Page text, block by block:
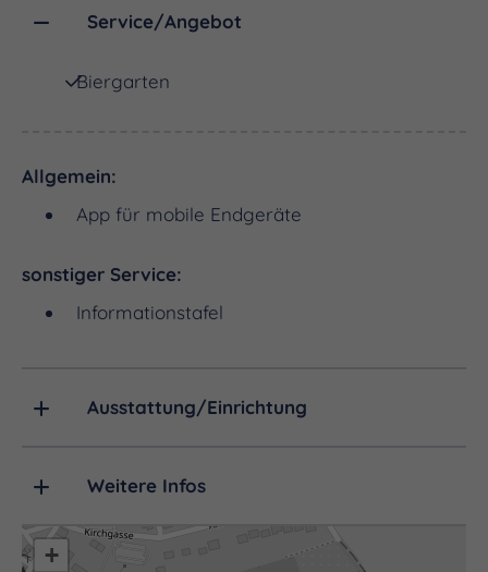
Die Gastronomie der Schloss-Schenke Goseck legt
Unsere Küche verwendet vorwiegend regionale
Rezepte und Zutaten sowie Weine und Säfte von
Christine Wieczorek und ihr Team freut sich auf
Service/Angebot
Biergarten
Allgemein:
App für mobile Endgeräte
sonstiger Service:
Informationstafel
Ausstattung/Einrichtung
Weitere Infos
+